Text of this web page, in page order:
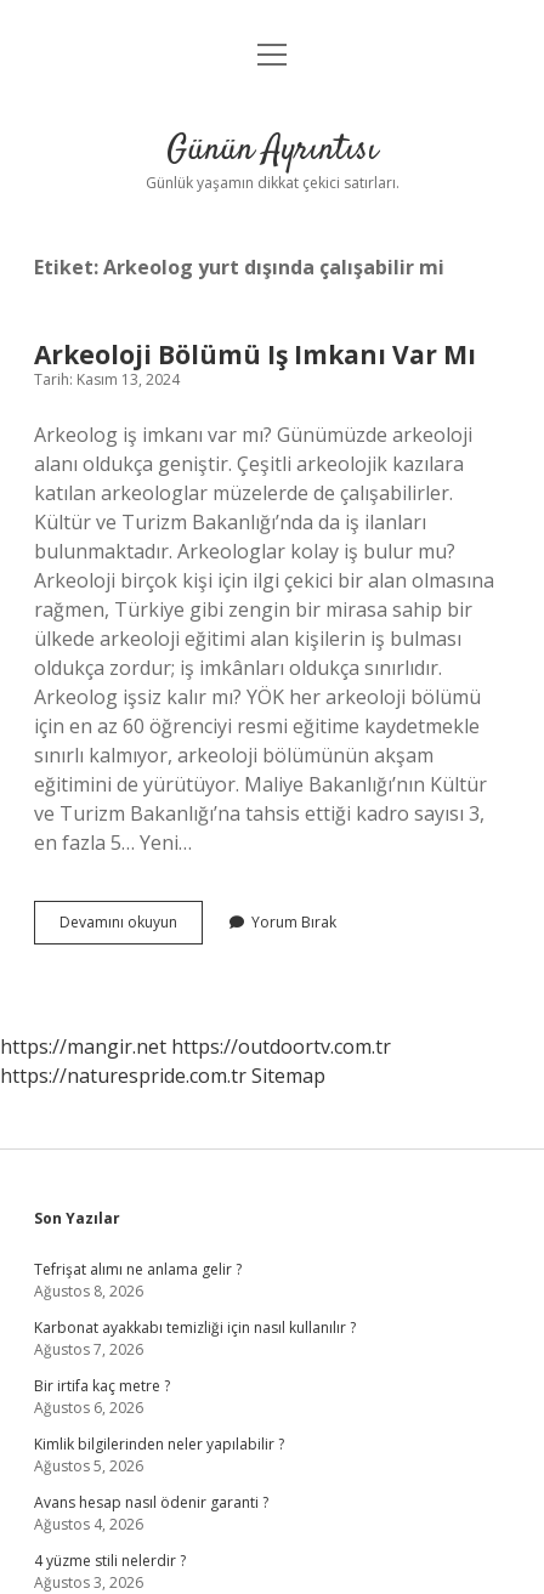
Anasayfa
Yasal Uyarı
menüyü
Günün Ayrıntısı
Günlük yaşamın dikkat çekici satırları.
Etiket:Arkeolog yurt dışında çalışabilir mi
Arkeoloji Bölümü Iş Imkanı Var Mı
Tarih: Kasım 13, 2024
Arkeolog iş imkanı var mı? Günümüzde arkeoloji
alanı oldukça geniştir. Çeşitli arkeolojik kazılara
katılan arkeologlar müzelerde de çalışabilirler.
Kültür ve Turizm Bakanlığı’nda da iş ilanları
bulunmaktadır. Arkeologlar kolay iş bulur mu?
Arkeoloji birçok kişi için ilgi çekici bir alan olmasına
rağmen, Türkiye gibi zengin bir mirasa sahip bir
ülkede arkeoloji eğitimi alan kişilerin iş bulması
oldukça zordur; iş imkânları oldukça sınırlıdır.
Arkeolog işsiz kalır mı? YÖK her arkeoloji bölümü
için en az 60 öğrenciyi resmi eğitime kaydetmekle
sınırlı kalmıyor, arkeoloji bölümünün akşam
eğitimini de yürütüyor. Maliye Bakanlığı’nın Kültür
ve Turizm Bakanlığı’na tahsis ettiği kadro sayısı 3,
en fazla 5… Yeni…
Devamını okuyun Arkeoloji
Bölümü
Yorum Bırak
https://mangir.net https://outdoortv.com.tr
https://naturespride.com.trSitemap
Sidebar
Son Yazılar
Tefrişat alımı ne anlama gelir ?
Ağustos 8, 2026
Karbonat ayakkabı temizliği için nasıl kullanılır ?
Ağustos 7, 2026
Bir irtifa kaç metre ?
Ağustos 6, 2026
Kimlik bilgilerinden neler yapılabilir ?
Ağustos 5, 2026
Avans hesap nasıl ödenir garanti ?
Ağustos 4, 2026
4 yüzme stili nelerdir ?
Ağustos 3, 2026